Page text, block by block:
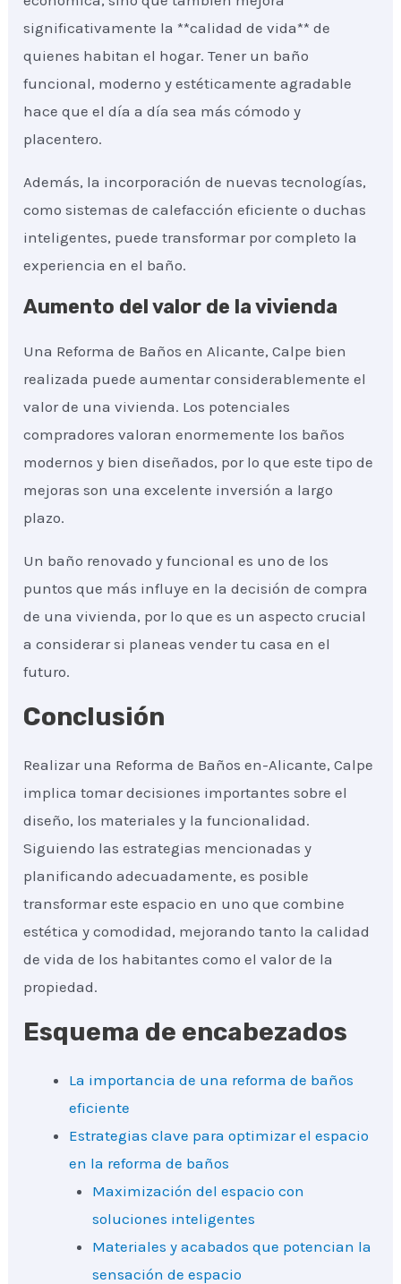
significativamente la **calidad de vida** de
quienes habitan el hogar. Tener un baño
funcional, moderno y estéticamente agradable
hace que el día a día sea más cómodo y
placentero.
Además, la incorporación de nuevas tecnologías,
como sistemas de calefacción eficiente o duchas
inteligentes, puede transformar por completo la
experiencia en el baño.
Aumento del valor de la vivienda
Una Reforma de Baños en Alicante, Calpe bien
realizada puede aumentar considerablemente el
valor de una vivienda. Los potenciales
compradores valoran enormemente los baños
modernos y bien diseñados, por lo que este tipo de
mejoras son una excelente inversión a largo
plazo.
Un baño renovado y funcional es uno de los
puntos que más influye en la decisión de compra
de una vivienda, por lo que es un aspecto crucial
a considerar si planeas vender tu casa en el
futuro.
Conclusión
Realizar una Reforma de Baños en-Alicante, Calpe
implica tomar decisiones importantes sobre el
diseño, los materiales y la funcionalidad.
Siguiendo las estrategias mencionadas y
planificando adecuadamente, es posible
transformar este espacio en uno que combine
estética y comodidad, mejorando tanto la calidad
de vida de los habitantes como el valor de la
propiedad.
Esquema de encabezados
La importancia de una reforma de baños
eficiente
Estrategias clave para optimizar el espacio
en la reforma de baños
Maximización del espacio con
soluciones inteligentes
Materiales y acabados que potencian la
sensación de espacio